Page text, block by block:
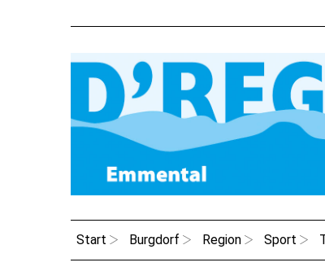
Start Burgdorf Region Sport